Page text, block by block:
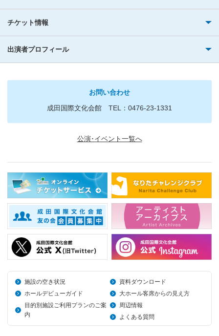
チケット情報
出演者プロフィール
お問い合わせ
成田国際文化会館 TEL：0476-23-1331
公演･イベント一覧へ
施設の空き状況
資料ダウンロード
ホールデビューガイド
大ホール客席からの見え方
目的別施設ご利用プランのご案
内
周辺情報
よくある質問